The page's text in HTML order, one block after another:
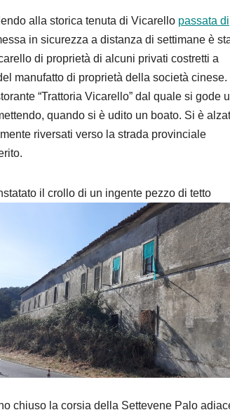
alla storica tenuta di Vicarello passata di
in sicurezza a distanza di settimane è
di proprietà di alcuni privati costretti a
manufatto di proprietà della società cinese.
“Trattoria Vicarello” dal quale si gode
quando si è udito un boato. Si è
riversati verso la strada provinciale
il crollo di un ingente pezzo di tetto
chiuso la corsia della Settevene Palo